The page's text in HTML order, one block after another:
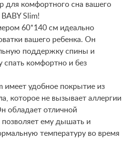
для комфортного сна вашего
Slim!
60*140 см идеально
вашего ребенка. Он
поддержку спины и
спать комфортно и без
имеет удобное покрытие из
которое не вызывает аллергии
обладает отличной
позволяет ему дышать и
температуру во время